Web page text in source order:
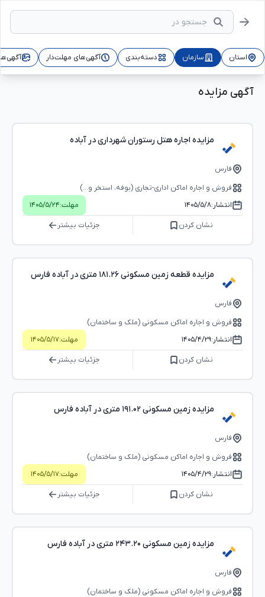
استان سازمان دسته‌بندی آگهی‌های مهلت‌دار
آگهی مزایده
مزایده اجاره هتل رستوران شهرداری در آباده
فارس
فروش و اجاره اماکن اداری-تجاری (بوفه، استخر و...)
انتشار:۱۴۰۵/۵/۸ مهلت:۱۴۰۵/۵/۲۴
نشان کردن جزئیات بیشتر
مزایده قطعه زمین مسکونی ۱۸۱.۲۶ متری در آباده فارس
فارس
فروش و اجاره اماکن مسکونی (ملک و ساختمان)
انتشار:۱۴۰۵/۴/۲۹ مهلت:۱۴۰۵/۵/۱۷
نشان کردن جزئیات بیشتر
مزایده زمین مسکونی ۱۹۱.۰۲ متری در آباده فارس
فارس
فروش و اجاره اماکن مسکونی (ملک و ساختمان)
انتشار:۱۴۰۵/۴/۲۹ مهلت:۱۴۰۵/۵/۱۷
نشان کردن جزئیات بیشتر
مزایده زمین مسکونی ۲۴۳.۲۰ متری در آباده فارس
فارس
فروش و اجاره اماکن مسکونی (ملک و ساختمان)